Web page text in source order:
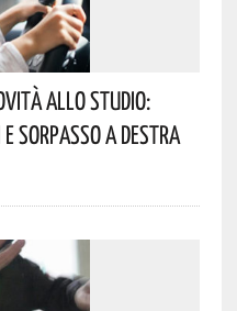
Allo Studio:
Sorpasso A Destra